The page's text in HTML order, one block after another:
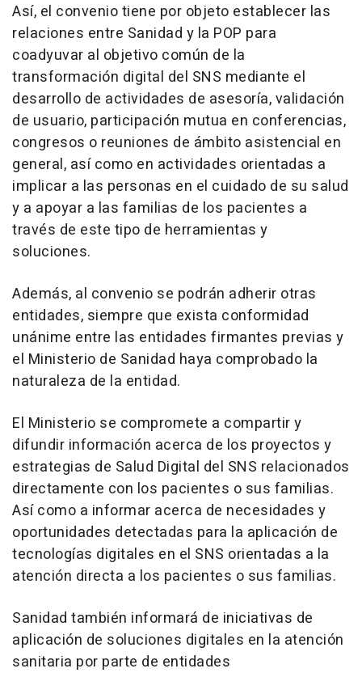
Así, el convenio tiene por objeto establecer las
relaciones entre Sanidad y la POP para
coadyuvar al objetivo común de la
transformación digital del SNS mediante el
desarrollo de actividades de asesoría, validación
de usuario, participación mutua en conferencias,
congresos o reuniones de ámbito asistencial en
general, así como en actividades orientadas a
implicar a las personas en el cuidado de su salud
y a apoyar a las familias de los pacientes a
través de este tipo de herramientas y
soluciones.
Además, al convenio se podrán adherir otras
entidades, siempre que exista conformidad
unánime entre las entidades firmantes previas y
el Ministerio de Sanidad haya comprobado la
naturaleza de la entidad.
El Ministerio se compromete a compartir y
difundir información acerca de los proyectos y
estrategias de Salud Digital del SNS relacionados
directamente con los pacientes o sus familias.
Así como a informar acerca de necesidades y
oportunidades detectadas para la aplicación de
tecnologías digitales en el SNS orientadas a la
atención directa a los pacientes o sus familias.
Sanidad también informará de iniciativas de
aplicación de soluciones digitales en la atención
sanitaria por parte de entidades